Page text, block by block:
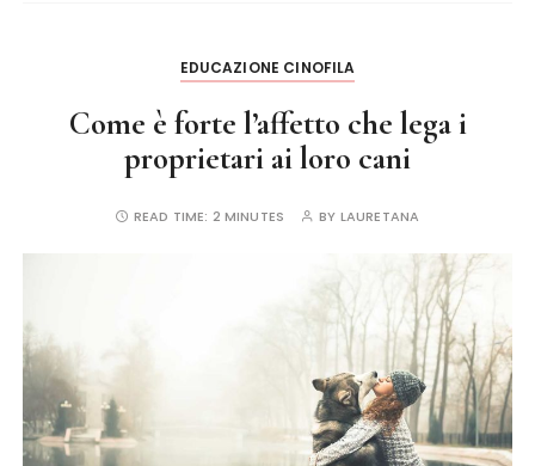
EDUCAZIONE CINOFILA
Come è forte l’affetto che lega i
proprietari ai loro cani
READ TIME: 2 MINUTES BY LAURETANA